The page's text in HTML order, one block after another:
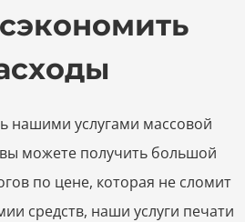
нашими услугами массовой
вы можете получить большой
по цене, которая не сломит
средств, наши услуги печати